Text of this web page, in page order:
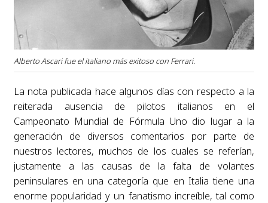
Alberto Ascari fue el italiano más exitoso con Ferrari.
La nota publicada hace algunos días con respecto a la
reiterada ausencia de pilotos italianos en el
Campeonato Mundial de Fórmula Uno dio lugar a la
generación de diversos comentarios por parte de
nuestros lectores, muchos de los cuales se referían,
justamente a las causas de la falta de volantes
peninsulares en una categoría que en Italia tiene una
enorme popularidad y un fanatismo increíble, tal como